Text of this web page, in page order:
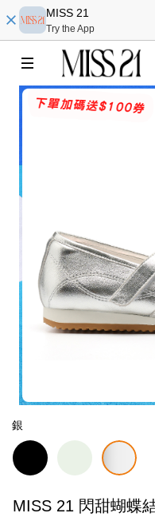
MISS 21
Try the App
銀
MISS 21 閃甜蝴蝶